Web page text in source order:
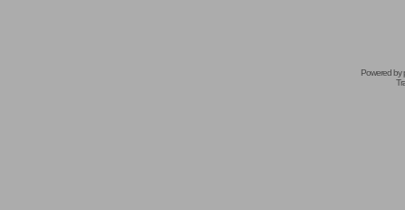
Powered by